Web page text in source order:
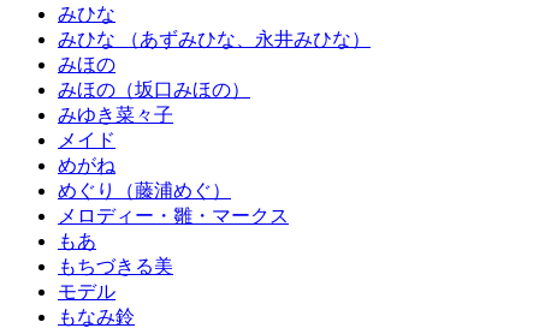
みひな
みひな （あずみひな、永井みひな）
みほの
みほの（坂口みほの）
みゆき菜々子
メイド
めがね
めぐり（藤浦めぐ）
メロディー・雛・マークス
もあ
もちづきる美
モデル
もなみ鈴